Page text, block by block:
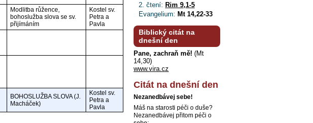
Modlitba růžence,
bohoslužba slova se sv.
přijímáním
Kostel sv.
Petra a
Pavla
BOHOSLUŽBA SLOVA (J.
Macháček)
Kostel sv.
Petra a
Pavla
2. čtení: Rim 9,1-5
Evangelium: Mt 14,22-33
Biblický citát na
dnešní den
Pane, zachraň mě! (Mt
14,30)
www.vira.cz
Citát na dnešní den
Nezanedbávej sebe!
Máš na starosti péči o duše?
Nezanedbávej přitom péči o